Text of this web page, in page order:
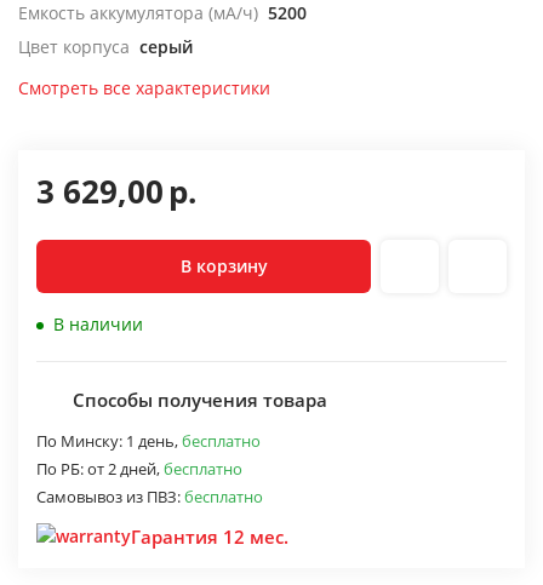
Емкость аккумулятора (мА/ч) 5200
Цвет корпуса серый
Смотреть все характеристики
3 629,00р.
В корзину
В наличии
Способы получения товара
По Минску: 1 день,бесплатно
По РБ:от 2 дней,бесплатно
Самовывоз из ПВЗ:бесплатно
Гарантия 12 мес.